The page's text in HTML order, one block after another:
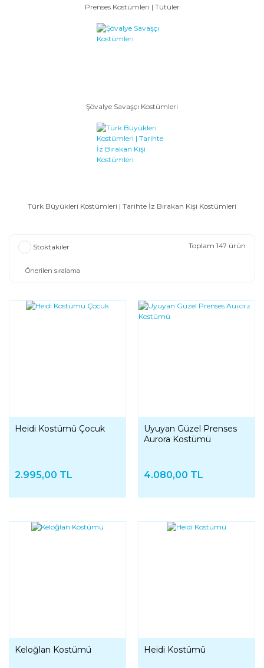
Prenses Kostümleri | Tütüler
Şövalye Savaşçı Kostümleri
Türk Büyükleri Kostümleri | Tarihte İz Bırakan Kişi Kostümleri
Stoktakiler Toplam 147 ürün
YENI
Heidi Kostümü Çocuk
2.995,00 TL
YENI
Uyuyan Güzel Prenses
Aurora Kostümü
4.080,00 TL
Keloğlan Kostümü Heidi Kostümü